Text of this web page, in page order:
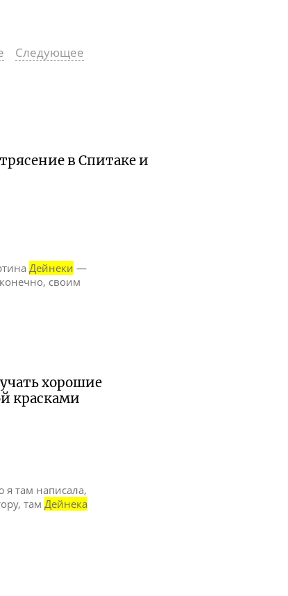
Следующее
в Спитаке и
Дейнеки —
своим
хорошие
красками
я там написала,
там Дейнека